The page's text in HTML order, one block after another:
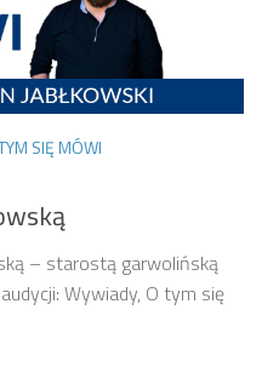
SIĘ MÓWI
– starostą garwolińską
Wywiady, O tym się